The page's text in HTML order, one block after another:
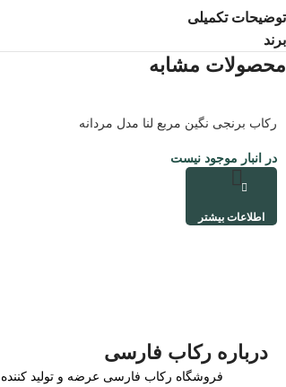
توضیحات تکمیلی
برند
محصولات مشابه
رکاب برنجی نگین مربع لنا مدل مردانه
در انبار موجود نیست
اطلاعات بیشتر
درباره رکاب فارسی
فروشگاه رکاب فارسی عرضه و تولید کننده